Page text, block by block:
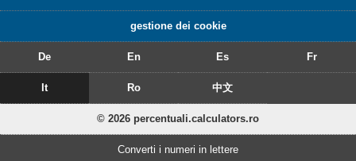
gestione dei cookie
De En Es Fr
It Ro 中文
© 2026 percentuali.calculators.ro
Converti i numeri in lettere